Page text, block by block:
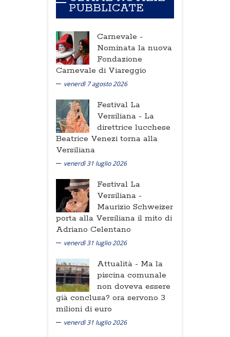
PUBBLICATE
Carnevale -
Nominata la nuova
Fondazione
Carnevale di Viareggio
venerdì 7 agosto 2026
Festival La
Versiliana - La
direttrice lucchese
Beatrice Venezi torna alla
Versiliana
venerdì 31 luglio 2026
Festival La
Versiliana -
Maurizio Schweizer
porta alla Versiliana il mito di
Adriano Celentano
venerdì 31 luglio 2026
Attualità - Ma la
piscina comunale
non doveva essere
già conclusa? ora servono 3
milioni di euro
venerdì 31 luglio 2026